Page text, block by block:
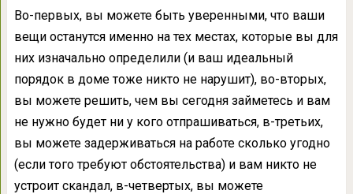
Во-первых, вы можете быть уверенными, что ваши
вещи останутся именно на тех местах, которые вы для
них изначально определили (и ваш идеальный
порядок в доме тоже никто не нарушит), во-вторых,
вы можете решить, чем вы сегодня займетесь и вам
не нужно будет ни у кого отпрашиваться, в-третьих,
вы можете задерживаться на работе сколько угодно
(если того требуют обстоятельства) и вам никто не
устроит скандал, в-четвертых, вы можете